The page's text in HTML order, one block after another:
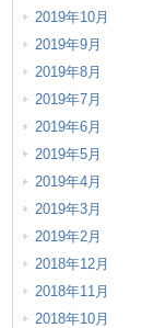
2019年10月
2019年9月
2019年8月
2019年7月
2019年6月
2019年5月
2019年4月
2019年3月
2019年2月
2018年12月
2018年11月
2018年10月